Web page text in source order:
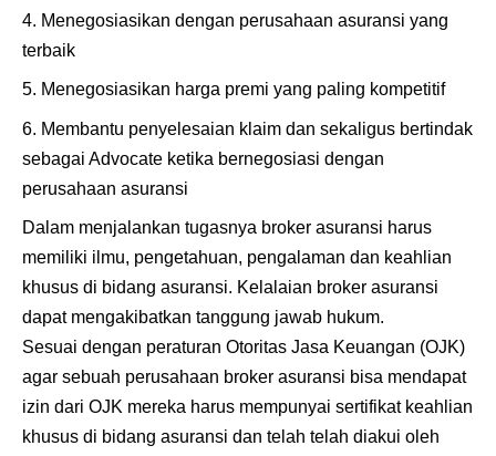
Menegosiasikan dengan perusahaan asuransi yang
terbaik
Menegosiasikan harga premi yang paling kompetitif
Membantu penyelesaian klaim dan sekaligus bertindak
sebagai Advocate ketika bernegosiasi dengan
perusahaan asuransi
Dalam menjalankan tugasnya broker asuransi harus
memiliki ilmu, pengetahuan, pengalaman dan keahlian
khusus di bidang asuransi. Kelalaian broker asuransi
dapat mengakibatkan tanggung jawab hukum.
Sesuai dengan peraturan Otoritas Jasa Keuangan (OJK)
agar sebuah perusahaan broker asuransi bisa mendapat
izin dari OJK mereka harus mempunyai sertifikat keahlian
khusus di bidang asuransi dan telah telah diakui oleh